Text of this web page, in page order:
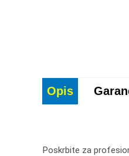
Opis
Poskrbite za